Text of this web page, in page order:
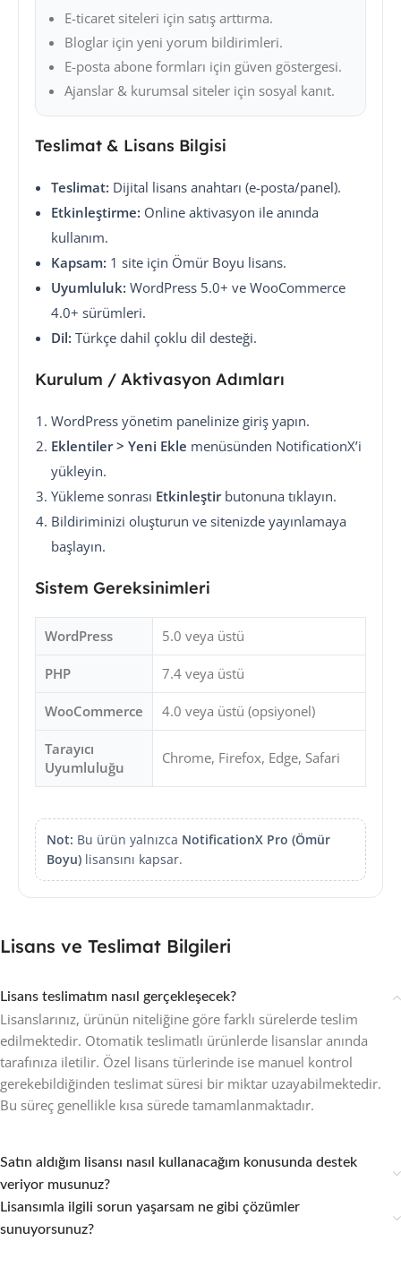
E-ticaret siteleri için satış arttırma.
Bloglar için yeni yorum bildirimleri.
E-posta abone formları için güven göstergesi.
Ajanslar & kurumsal siteler için sosyal kanıt.
Teslimat & Lisans Bilgisi
Teslimat: Dijital lisans anahtarı (e-posta/panel).
Etkinleştirme: Online aktivasyon ile anında
kullanım.
Kapsam: 1 site için Ömür Boyu lisans.
Uyumluluk: WordPress 5.0+ ve WooCommerce
4.0+ sürümleri.
Dil: Türkçe dahil çoklu dil desteği.
Kurulum / Aktivasyon Adımları
WordPress yönetim panelinize giriş yapın.
Eklentiler > Yeni Ekle menüsünden NotificationX’i
yükleyin.
Yükleme sonrası Etkinleştirbutonuna tıklayın.
Bildiriminizi oluşturun ve sitenizde yayınlamaya
başlayın.
Sistem Gereksinimleri
WordPress 5.0 veya üstü
PHP 7.4 veya üstü
WooCommerce 4.0 veya üstü (opsiyonel)
Tarayıcı
Uyumluluğu
Chrome, Firefox, Edge, Safari
Not: Bu ürün yalnızca NotificationX Pro (Ömür
Boyu) lisansını kapsar.
Lisans ve Teslimat Bilgileri
Lisans teslimatım nasıl gerçekleşecek?
Lisanslarınız, ürünün niteliğine göre farklı sürelerde teslim
edilmektedir. Otomatik teslimatlı ürünlerde lisanslar anında
tarafınıza iletilir. Özel lisans türlerinde ise manuel kontrol
gerekebildiğinden teslimat süresi bir miktar uzayabilmektedir.
Bu süreç genellikle kısa sürede tamamlanmaktadır.
Satın aldığım lisansı nasıl kullanacağım konusunda destek
veriyor musunuz?
Lisansımla ilgili sorun yaşarsam ne gibi çözümler
sunuyorsunuz?